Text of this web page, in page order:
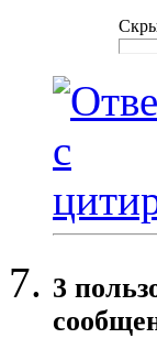
3